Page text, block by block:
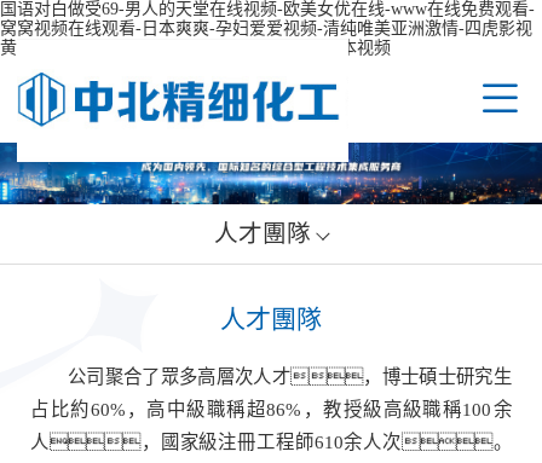
国语对白做受69-男人的天堂在线视频-欧美女优在线-www在线免费观看-
窝窝视频在线观看-日本爽爽-孕妇爱爱视频-清纯唯美亚洲激情-四虎影视
黄色-国产suv精品一区二区60-一区二区三区日本视频
企業
資質
公路
媒體
科技
人才團隊
人才團隊
公司聚合了眾多高層次人才，博士碩士研究生
占比約60%，高中級職稱超86%，教授級高級職稱100余
人，國家級注冊工程師610余人次。